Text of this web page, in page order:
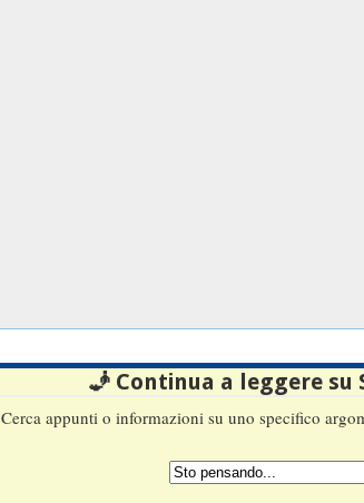
🧞 Continua a leggere su
Cerca appunti o informazioni su uno specifico